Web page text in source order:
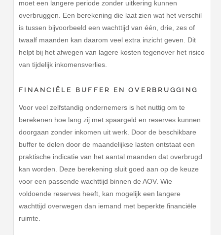
moet een langere periode zonder uitkering kunnen
overbruggen. Een berekening die laat zien wat het verschil
is tussen bijvoorbeeld een wachttijd van één, drie, zes of
twaalf maanden kan daarom veel extra inzicht geven. Dit
helpt bij het afwegen van lagere kosten tegenover het risico
van tijdelijk inkomensverlies.
FINANCIËLE BUFFER EN OVERBRUGGING
Voor veel zelfstandig ondernemers is het nuttig om te
berekenen hoe lang zij met spaargeld en reserves kunnen
doorgaan zonder inkomen uit werk. Door de beschikbare
buffer te delen door de maandelijkse lasten ontstaat een
praktische indicatie van het aantal maanden dat overbrugd
kan worden. Deze berekening sluit goed aan op de keuze
voor een passende wachttijd binnen de AOV. Wie
voldoende reserves heeft, kan mogelijk een langere
wachttijd overwegen dan iemand met beperkte financiële
ruimte.